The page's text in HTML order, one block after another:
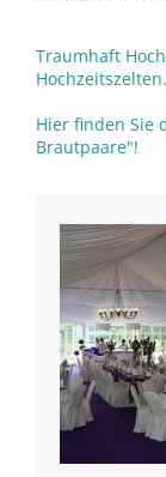
Traumhaft
Hochzeitszelten.
Hier finden Sie
Brautpaare"!